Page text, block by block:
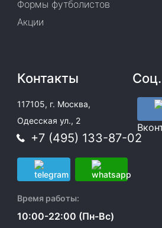
Формы футболистов
Акции
Контакты
117105, г. Москва,
Одесская ул., 2
+7 (495) 133-87-02
Время работы:
10:00-22:00 (Пн-Вс)